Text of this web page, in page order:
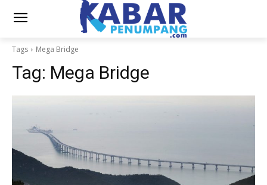
Tags Mega Bridge
Tag: Mega Bridge